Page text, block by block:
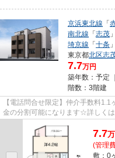
京浜東北線 「
南北線 「志茂
埼京線 「十条
東京都北区志
7.7万円
築年数：予定
階数：3階建
【電話問合せ限定】仲介手数料
金の分割可能になります☆詳しく
VISION赤羽店までご連絡下さい！
7.7万
(管理
敷：0